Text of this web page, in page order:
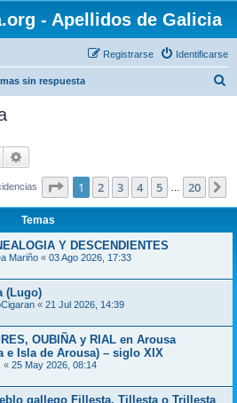
- Apellidos de Galicia
Identificarse
Registrarse
sin respuesta
Buscar
Página de 20
1 2 3 4 5 20
Temas
Y DESCENDIENTES
Mariño « 03 Ago 2026, 17:33
(Lugo)
« 21 Jul 2026, 14:39
OUBIÑA y RIAL en Arousa
e Isla de Arousa) – siglo XIX
« 25 May 2026, 08:14
gallego Fillesta, Tillesta o Trillesta